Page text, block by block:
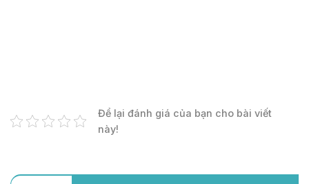
Để lại đánh giá của bạn cho bài viết
này!